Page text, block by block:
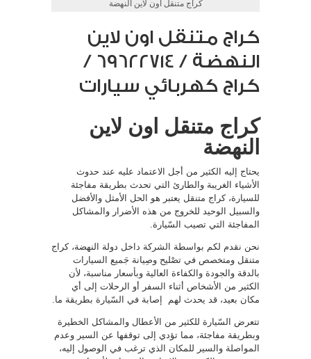
كراج متنقل اون لاين النهضة
كراج متنقل اون لاين
النهضة / 69622714‬ /
كراج كهربائي سيارات
كراج متنقل اون لاين
النهضة
يحتاج إليه الكثير من أجل الاعتماد عليه عند حدوث
الأشياء الغريبة والطارئ التي تحدث بطريقة مفاجئة
للسيارة، كراج متنقل يعتبر هو الحل الأمثل والأفضل
والسبيل الوحيد للخروج من هذه الأضرار والمشاكل
المفاجئة التي تصيب السّيارة.
نحن نقدم لكم بواسطة الشركة داخل دولة النهضة، كراج
متنقل ومتخصص في تصْليح وصِيانة جَميع السيارات
بالدقة والجودة والكفاءة العالية وبأسعار مناسبة، لأن
الكثير من الأشخاص أثناء السفر أو الرحلات إلى أي
مكان بعيد، قد يحدث لهم إصابة في السّيارة بطريقة ما.
تتعرض السّيارة للكثير من الأعطال والمشاكل الخطيرة
وبطريقة مفاجئة، مما تؤدي إلى توقفها عن السير وعدم
المواصلة والسير للمكان الذي ترغب في الوصول إليه،